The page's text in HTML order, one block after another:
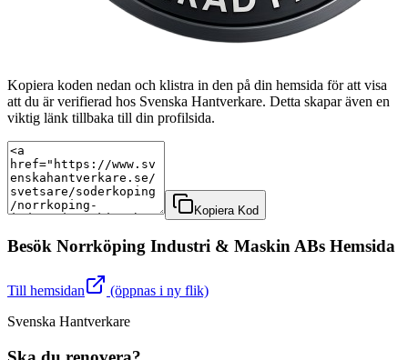
Kopiera koden nedan och klistra in den på din hemsida för att visa
att du är verifierad hos Svenska Hantverkare. Detta skapar även en
viktig länk tillbaka till din profilsida.
Kopiera Kod
Besök Norrköping Industri & Maskin ABs Hemsida
Till hemsidan
(öppnas i ny flik)
Svenska Hantverkare